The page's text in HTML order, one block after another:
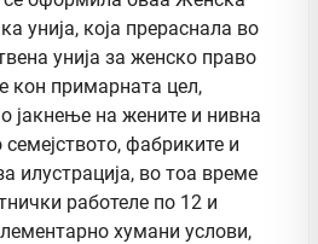
унија, која прераснала во
унија за женско право
кон примарната цел,
јакнење на жените и нивна
фабриките и
илустрација, во тоа време
работеле по 12 и
хумани услови,